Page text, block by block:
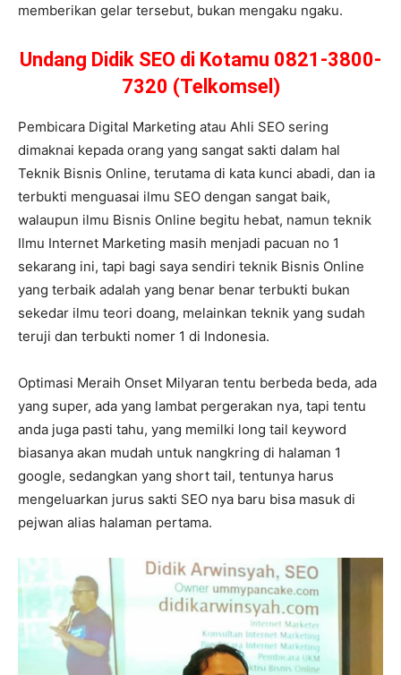
memberikan gelar tersebut, bukan mengaku ngaku.
Undang Didik SEO di Kotamu 0821-3800-
7320 (Telkomsel)
Pembicara Digital Marketing atau Ahli SEO sering
dimaknai kepada orang yang sangat sakti dalam hal
Teknik Bisnis Online, terutama di kata kunci abadi, dan ia
terbukti menguasai ilmu SEO dengan sangat baik,
walaupun ilmu Bisnis Online begitu hebat, namun teknik
Ilmu Internet Marketing masih menjadi pacuan no 1
sekarang ini, tapi bagi saya sendiri teknik Bisnis Online
yang terbaik adalah yang benar benar terbukti bukan
sekedar ilmu teori doang, melainkan teknik yang sudah
teruji dan terbukti nomer 1 di Indonesia.
Optimasi Meraih Onset Milyaran tentu berbeda beda, ada
yang super, ada yang lambat pergerakan nya, tapi tentu
anda juga pasti tahu, yang memilki long tail keyword
biasanya akan mudah untuk nangkring di halaman 1
google, sedangkan yang short tail, tentunya harus
mengeluarkan jurus sakti SEO nya baru bisa masuk di
pejwan alias halaman pertama.